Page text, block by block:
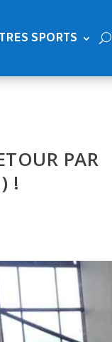
SPORTS
PAR
!